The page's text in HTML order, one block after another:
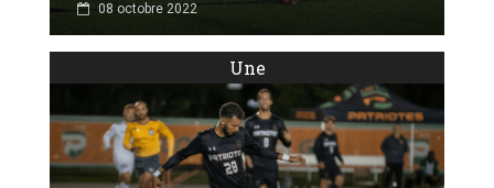
08 octobre 2022
Une